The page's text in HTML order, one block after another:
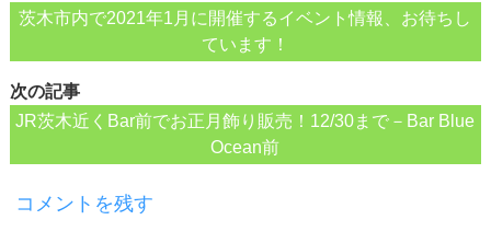
茨木市内で2021年1月に開催するイベント情報、お待ちし
ています！
次の記事
JR茨木近くBar前でお正月飾り販売！12/30まで－Bar Blue
Ocean前
コメントを残す